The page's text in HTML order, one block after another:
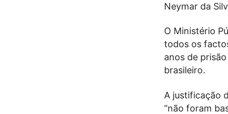
Neymar da
O Ministério
todos os
anos de
brasileiro.
A justificação
“não foram